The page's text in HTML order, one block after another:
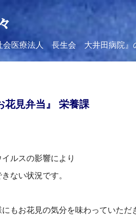
会医療法人 長生会 大井田病院』
花見弁当』 栄養課
ルスの影響により
ない状況です。
もお花見の気分を味わっていただ